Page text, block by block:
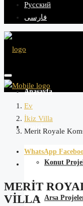
Русский
فارسی
Anasayfa
Projeler
Konut
Arsa
Ev
İkiz Villa
Merit Royale
WhatsApp
MERIT
VILLA